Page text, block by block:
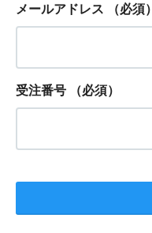
メールアドレス （必須）
受注番号 （必須）